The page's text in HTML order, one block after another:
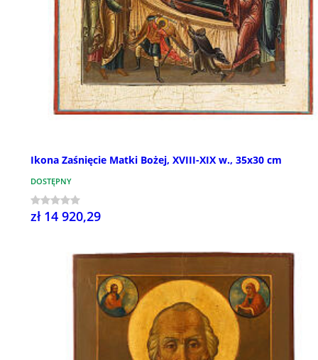
Ikona Zaśnięcie Matki Bożej, XVIII-XIX w., 35x30 cm
DOSTĘPNY
zł 14 920,29